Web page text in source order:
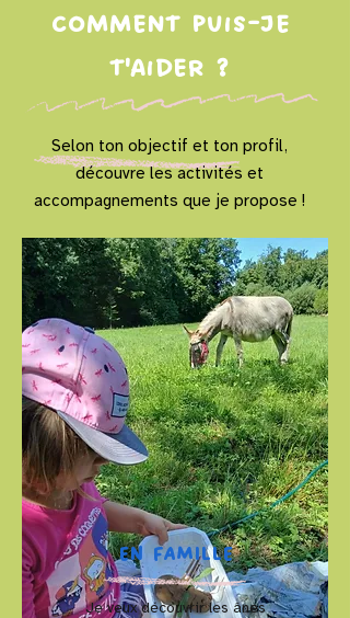
Comment puis-je
t'aider ?
Selon ton objectif et ton profil,
découvre les activités et
accompagnements que je propose !
EN FAMILLE
Je veux découvrir les ânes